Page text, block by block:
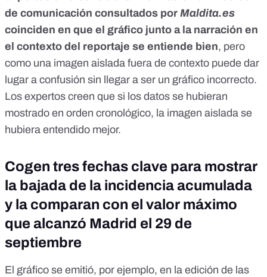
de comunicación consultados por Maldita.es
coinciden en que el gráfico junto a la narración en
el contexto del reportaje se entiende bien, pero
como una imagen aislada fuera de contexto puede dar
lugar a confusión sin llegar a ser un gráfico incorrecto.
Los expertos creen que si los datos se hubieran
mostrado en orden cronológico, la imagen aislada se
hubiera entendido mejor.
Cogen tres fechas clave para mostrar
la bajada de la incidencia acumulada
y la comparan con el valor máximo
que alcanzó Madrid el 29 de
septiembre
El gráfico se emitió, por ejemplo, en la edición de las